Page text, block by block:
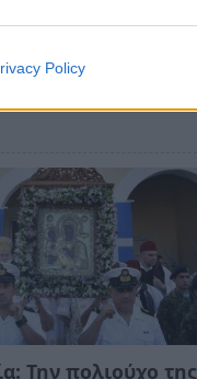
Policy
Την πολιούχο της